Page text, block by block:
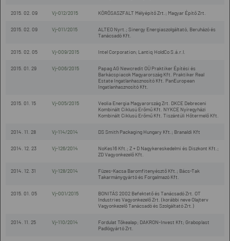
2015. 02. 09 Vj-012/2015 KÖRÖSASZFALT Mélyépítő Zrt.; Magyar Építő Zrt.
2015. 02. 09 Vj-011/2015
ALTEO Nyrt.; Sinergy Energiaszolgáltató, Beruházó és
Tanácsadó Kft.
2015. 02. 05 Vj-009/2015 Intel Corporation; Lantiq HoldCo S.á.r.l.
2015. 01. 29 Vj-006/2015
Papag AG Newcredit OÜ Praktiker Építési és
Barkácspiacok Magyarország Kft. Praktiker Real
Estate Ingatlanhasznosító Kft. PanEuropean
Ingatlanhasznosító Kft.
2015. 01. 15 Vj-005/2015
Veolia Energia Magyarország Zrt. DKCE Debreceni
Kombinált Ciklusú Erőmű Kft. NYKCE Nyíregyházi
Kombinált Ciklusú Erőmű Kft. Tiszántúli Hőtermelő Kft.
2014. 11. 28 Vj-114/2014 DS Smith Packaging Hungary Kft.; Branaldi Kft
2014. 12. 23 Vj-126/2014
NoKes16 Kft.; Z + D Nagykereskedelmi és Diszkont Kft.;
ZD Vagyonkezelő Kft.
2014. 12. 31 Vj-128/2014
Füzes-Kacsa Baromfitenyésztő Kft.; Bács-Tak
Takarmánygyártó és Forgalmazó Kft.
2015. 01. 05 Vj-001/2015
BONITÁS 2002 Befektető és Tanácsadó Zrt. OT
Industries Vagyonkezelő Zrt. (korábbi neve Olajterv
Vagyonkezelő Tanácsadó és Szolgáltató Zrt.)
2014. 11. 25 Vj-110/2014
Fordulat Tőkealap; DAKRON-Invest Kft; Graboplast
Padlógyártó Zrt.